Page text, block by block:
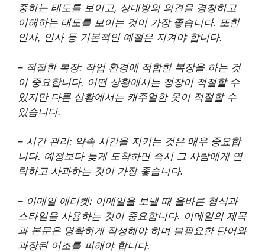
중하는 태도를 보이고, 상대방의 의견을 경청하고
이해하는 태도를 보이는 것이 가장 좋습니다. 또한
인사, 인사 등 기본적인 예절은 지켜야 합니다.
– 적절한 복장: 작업 환경에 적합한 복장을 하는 것
이 중요합니다. 어떤 상황에서는 정장이 적절할 수
있지만 다른 상황에서는 캐주얼한 옷이 적절할 수
있습니다.
– 시간 관리: 약속 시간을 지키는 것은 매우 중요합
니다. 예정보다 늦게 도착하면 즉시 그 사람에게 연
락하고 사과하는 것이 가장 좋습니다.
– 이메일 에티켓: 이메일을 보낼 때 올바른 형식과
스타일을 사용하는 것이 중요합니다. 이메일의 제목
과 본문은 명확하게 작성해야 하며 불필요한 단어와
과장된 어조를 피해야 합니다.